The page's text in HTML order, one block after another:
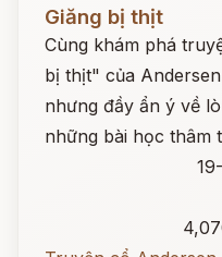
Giăng bị thịt
Cùng khám phá
bị thịt" của
nhưng đầy ẩn ý về
những bài học thâm